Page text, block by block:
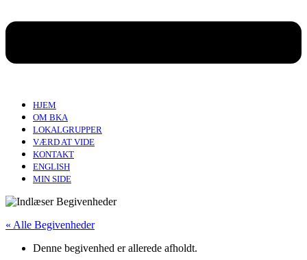
HJEM
OM BKA
LOKALGRUPPER
VÆRD AT VIDE
KONTAKT
ENGLISH
MIN SIDE
« Alle Begivenheder
Denne begivenhed er allerede afholdt.